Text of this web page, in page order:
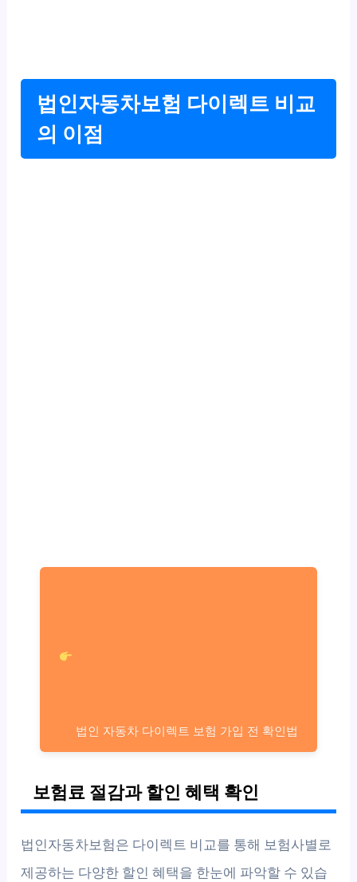
법인자동차보험 다이렉트 비교
의 이점
법인 자동차 다이렉트 보험 가입 전 확인법
보험료 절감과 할인 혜택 확인
법인자동차보험은 다이렉트 비교를 통해 보험사별로
제공하는 다양한 할인 혜택을 한눈에 파악할 수 있습